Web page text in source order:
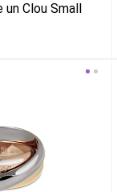
Clou Small